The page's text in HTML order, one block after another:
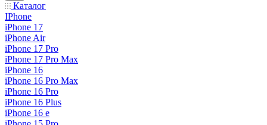
Каталог
IPhone
iPhone 17
iPhone Air
iPhone 17 Pro
iPhone 17 Pro Max
iPhone 16
iPhone 16 Pro Max
iPhone 16 Pro
iPhone 16 Plus
iPhone 16 e